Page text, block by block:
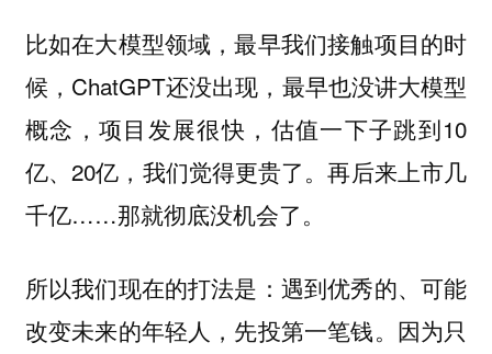
比如在大模型领域，最早我们接触项目的时
候，ChatGPT还没出现，最早也没讲大模型
概念，项目发展很快，估值一下子跳到10
亿、20亿，我们觉得更贵了。再后来上市几
千亿……那就彻底没机会了。
所以我们现在的打法是： 遇到优秀的、可能
改变未来的年轻人，先投第一笔钱。 因为只